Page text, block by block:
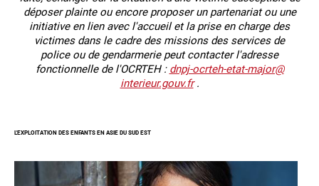
déposer plainte ou encore proposer un partenariat ou une
initiative en lien avec l'accueil et la prise en charge des
victimes dans le cadre des missions des services de
policeou de gendarmerie peut contacter l'adresse
fonctionnelle de l'OCRTEH : dnpj-ocrteh-etat-major@
interieur.gouv.fr .
L'EXPLOITATION DES ENFANTS EN ASIE DU SUD EST